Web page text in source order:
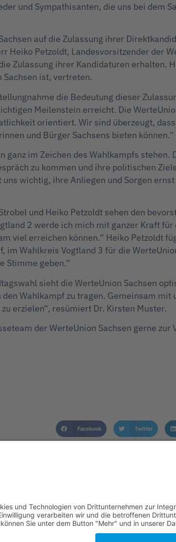
und Sympathisanten, die uns bei
auf die Zulassung ihrer
Heiko Petzoldt, Landesvorsitzender der
Zulassung ihrer Kandidaturen
Sachsen ist, vertreten.
die Bedeutung dieser
Meilenstein erreicht. Die
orientiert. Wir sind überzeugt,
und Bürger Sachsens bieten können.“
ganz im Zeichen des Wahlkampfs
zu kommen und ihre politischen
wichtig, ihre Anliegen und Sorgen
und Heiko Petzoldt sehen den
2 werde ich mich mit ganzer Kraft
viel erreichen können.“ Heiko Petzoldt
im Wahlkreis Vogtland 3 für die
Stimme geben.“
sieht die WerteUnion Sachsen
Wahlkampf zu tragen. Gemeinsam
erzielen“, resümiert Dr. Kirsten Muster.
der WerteUnion Sachsen gerne zur
Facebook Twitter